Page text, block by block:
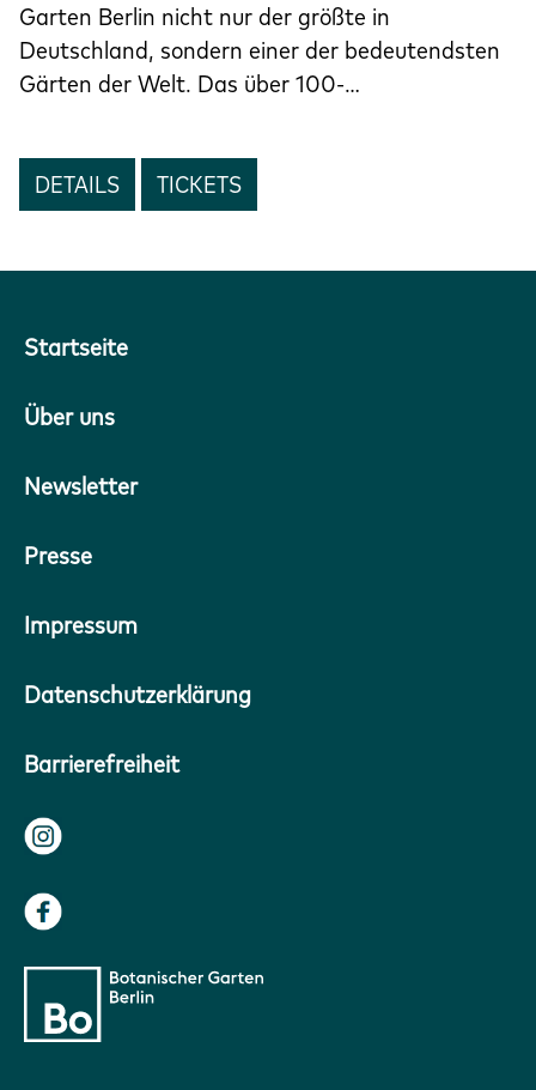
Garten Berlin nicht nur der größte in
Deutschland, sondern einer der bedeutendsten
Gärten der Welt. Das über 100-…
DETAILS TICKETS
Startseite
Über uns
Newsletter
Presse
Impressum
Datenschutzerklärung
Barrierefreiheit